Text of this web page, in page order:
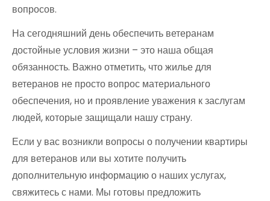
вопросов.
На сегодняшний день обеспечить ветеранам
достойные условия жизни – это наша общая
обязанность. Важно отметить, что жилье для
ветеранов не просто вопрос материального
обеспечения, но и проявление уважения к заслугам
людей, которые защищали нашу страну.
Если у вас возникли вопросы о получении квартиры
для ветеранов или вы хотите получить
дополнительную информацию о наших услугах,
свяжитесь с нами. Мы готовы предложить